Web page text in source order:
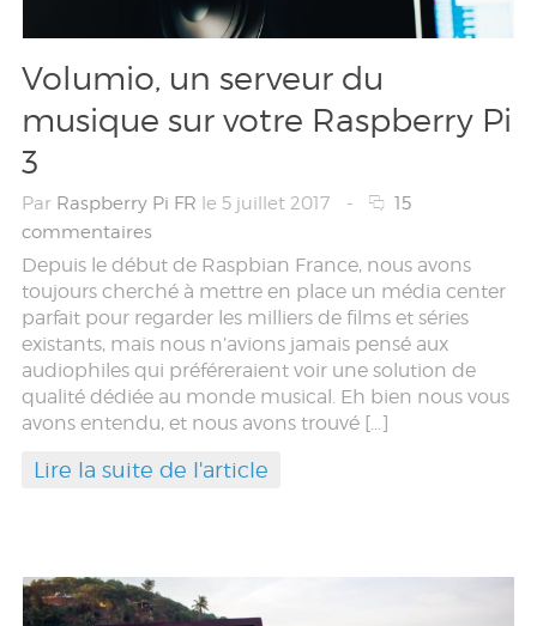
Volumio, un serveur du
musique sur votre Raspberry Pi
3
Par Raspberry Pi FR le 5 juillet 2017 -
15
commentaires
Depuis le début de Raspbian France, nous avons
toujours cherché à mettre en place un média center
parfait pour regarder les milliers de films et séries
existants, mais nous n’avions jamais pensé aux
audiophiles qui préféreraient voir une solution de
qualité dédiée au monde musical. Eh bien nous vous
avons entendu, et nous avons trouvé […]
Lire la suite de l'article